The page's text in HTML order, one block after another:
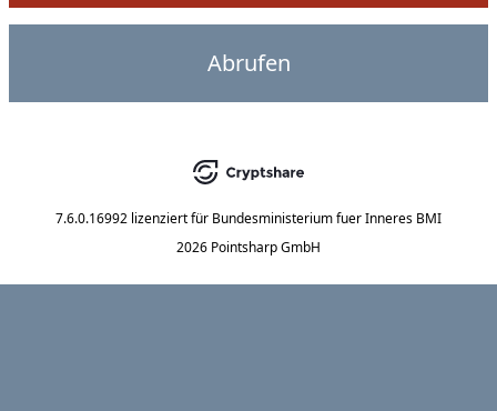
Abrufen
7.6.0.16992 lizenziert für Bundesministerium fuer Inneres BMI
2026 Pointsharp GmbH